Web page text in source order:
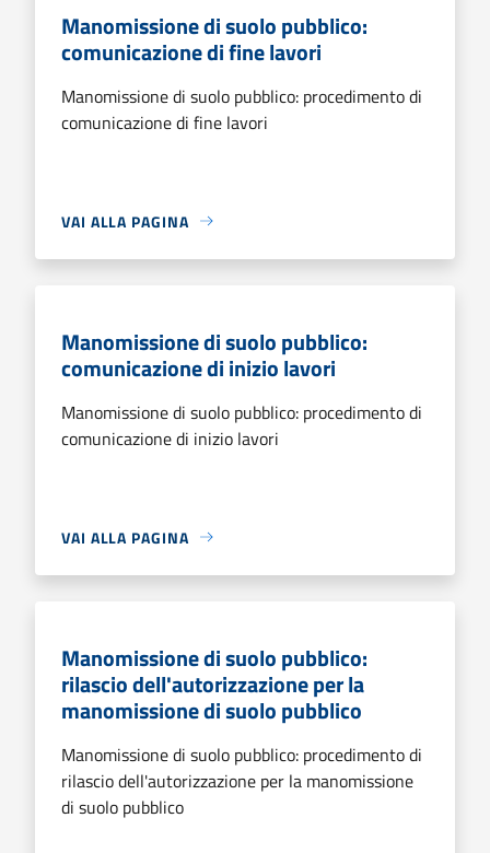
Manomissione di suolo pubblico:
comunicazione di fine lavori
Manomissione di suolo pubblico: procedimento di
comunicazione di fine lavori
VAI ALLA PAGINA
Manomissione di suolo pubblico:
comunicazione di inizio lavori
Manomissione di suolo pubblico: procedimento di
comunicazione di inizio lavori
VAI ALLA PAGINA
Manomissione di suolo pubblico:
rilascio dell'autorizzazione per la
manomissione di suolo pubblico
Manomissione di suolo pubblico: procedimento di
rilascio dell'autorizzazione per la manomissione
di suolo pubblico